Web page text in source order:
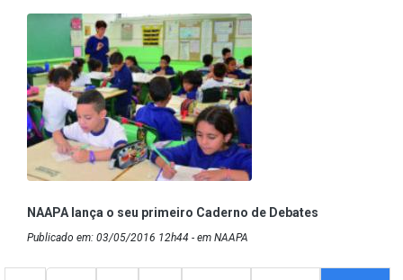
NAAPA lança o seu primeiro Caderno de Debates
Publicado em: 03/05/2016 12h44 - em NAAPA